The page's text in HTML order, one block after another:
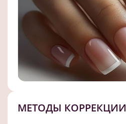
МЕТОДЫ КОРРЕКЦИИ